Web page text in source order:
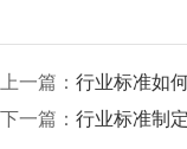
上一篇： 行业标准如
下一篇： 行业标准制